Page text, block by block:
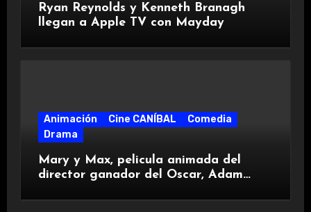
Ryan Reynolds y Kenneth Branagh
llegan a Apple TV con Mayday
Animación Cine CANÍBAL
Comedia
Drama
Mary y Max, pelicula animada del
director ganador del Oscar, Adam